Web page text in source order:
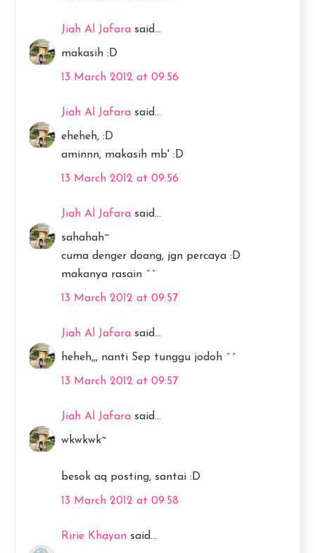
Jiah Al Jafara said...
makasih :D
13 March 2012 at 09:56
Jiah Al Jafara said...
eheheh, :D
aminnn, makasih mb' :D
13 March 2012 at 09:56
Jiah Al Jafara said...
sahahah~
cuma denger doang, jgn percaya :D
makanya rasain ^^
13 March 2012 at 09:57
Jiah Al Jafara said...
heheh,,, nanti Sep tunggu jodoh ^^
13 March 2012 at 09:57
Jiah Al Jafara said...
wkwkwk~
besok aq posting, santai :D
13 March 2012 at 09:58
Ririe Khayan said...